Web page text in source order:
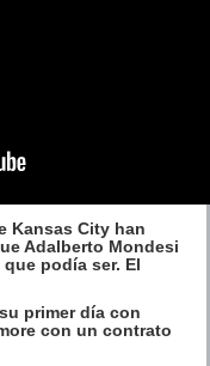
Kansas City han
Adalberto Mondesi
podía ser. El
primer día con
con un contrato